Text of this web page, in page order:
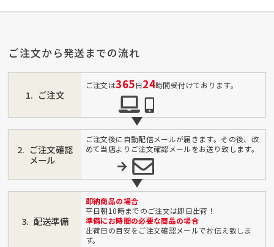
ご注文から発送までの流れ
ご注文
ご注文は365日24時間受付けております。
ご注文確認
メール
ご注文後に自動配信メールが届きます。その後、改
めて当店よりご注文確認メールをお送り致します。
配送準備
即納商品の場合
平日朝10時までのご注文は即日出荷！
準備にお時間の必要な商品の場合
出荷日の目安をご注文確認メールでお伝え致しま
す。